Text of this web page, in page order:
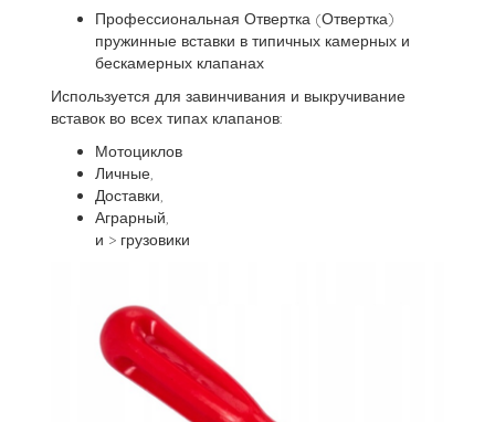
Профессиональная Отвертка (Отвертка)
пружинные вставки в типичных камерных и
бескамерных клапанах
Используется для завинчивания и выкручивание
вставок во всех типах клапанов:
Мотоциклов
Личные,
Доставки,
Аграрный,
и > грузовики